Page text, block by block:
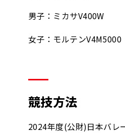
男子：ミカサV400W
女子：モルテンV4M5000
競技方法
2024年度(公財)日本バレ